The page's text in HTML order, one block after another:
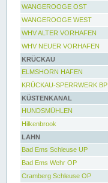
WANGEROOGE OST
WANGEROOGE WEST
WHV ALTER VORHAFEN
WHV NEUER VORHAFEN
KRÜCKAU
ELMSHORN HAFEN
KRÜCKAU-SPERRWERK BP
KÜSTENKANAL
HUNDSMÜHLEN
Hilkenbrook
LAHN
Bad Ems Schleuse UP
Bad Ems Wehr OP
Cramberg Schleuse OP